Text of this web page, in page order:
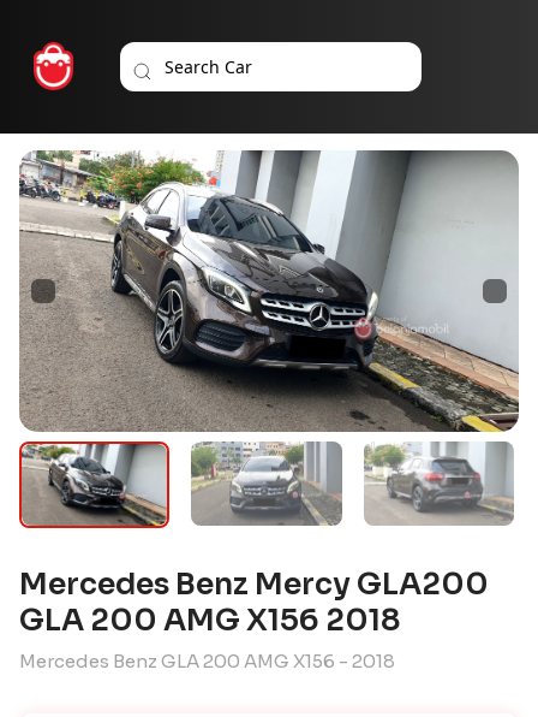
Mercedes Benz Mercy GLA200
GLA 200 AMG X156 2018
Mercedes Benz GLA 200 AMG X156 - 2018